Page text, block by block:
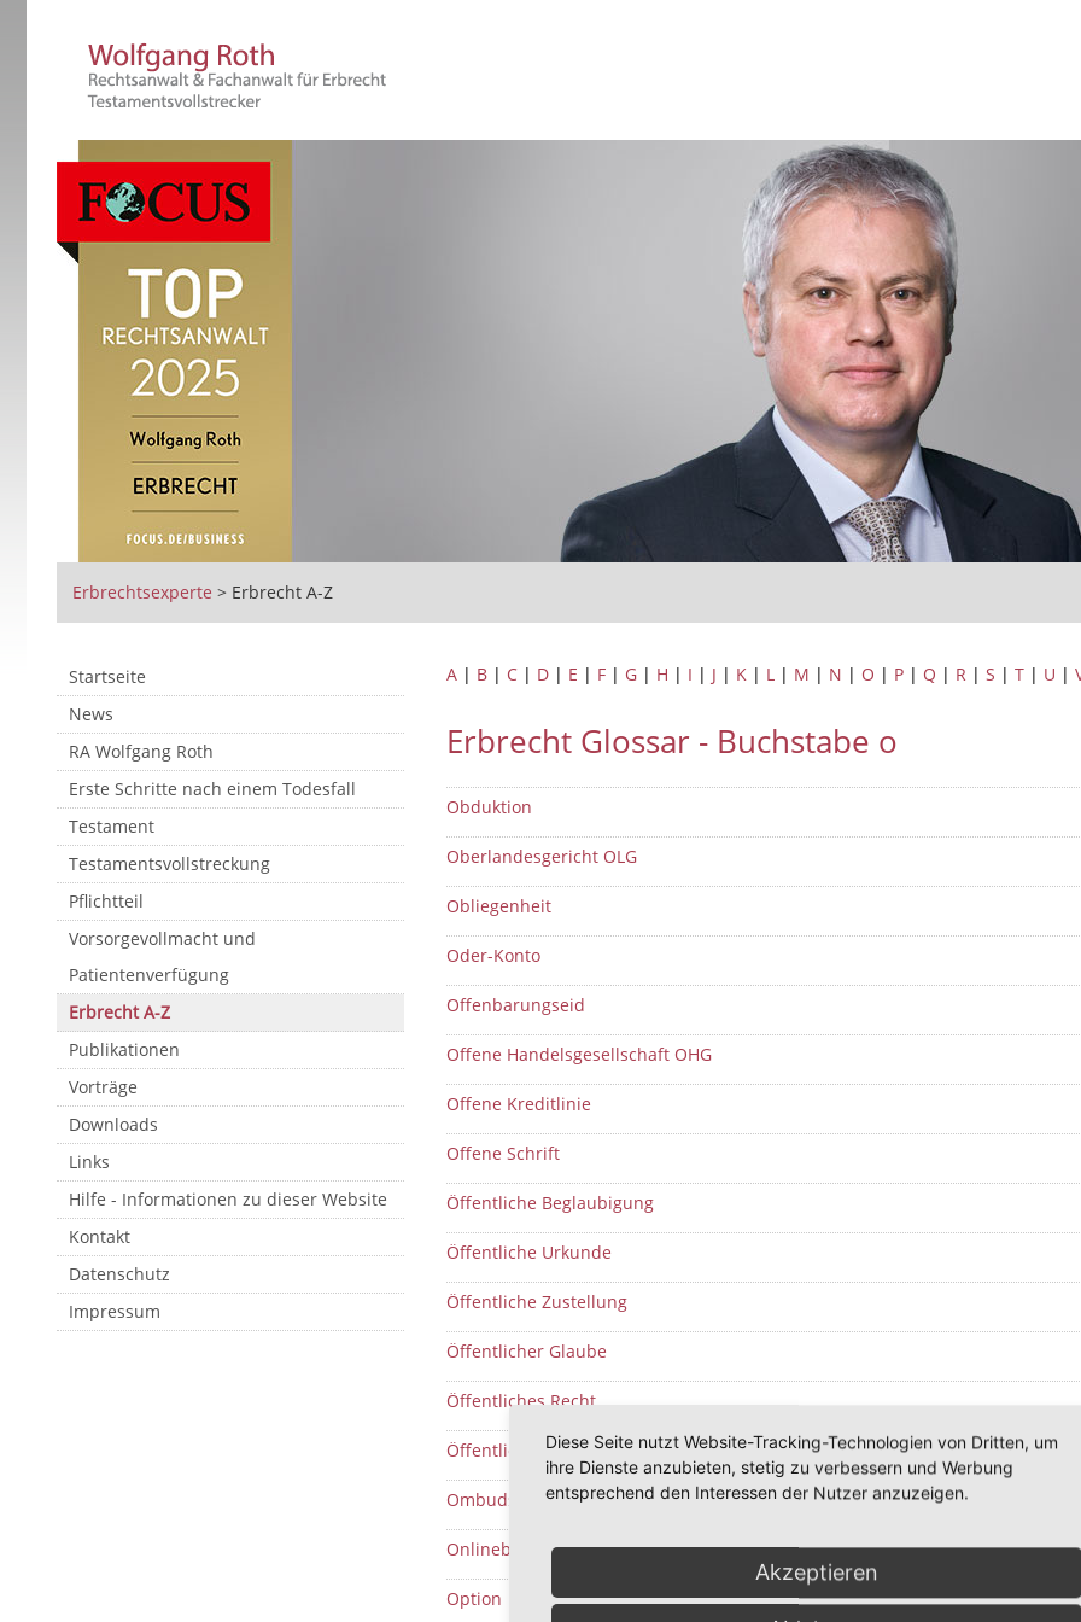
Erbrechtsexperte > Erbrecht A-Z
Startseite
News
RA Wolfgang Roth
Erste Schritte nach einem Todesfall
Testament
Testamentsvollstreckung
Pflichtteil
Vorsorgevollmacht und
Patientenverfügung
Erbrecht A-Z
Publikationen
Vorträge
Downloads
Links
Hilfe - Informationen zu dieser Website
Kontakt
Datenschutz
Impressum
A| B| C| D| E | F| G| H | I | J | K| L| M | N | O | P| Q | R| S | T| U |
Erbrecht Glossar - Buchstabe o
Obduktion
Oberlandesgericht OLG
Obliegenheit
Oder-Konto
Offenbarungseid
Offene Handelsgesellschaft OHG
Offene Kreditlinie
Offene Schrift
Öffentliche Beglaubigung
Öffentliche Urkunde
Öffentliche Zustellung
Öffentlicher Glaube
Öffentliches Recht
Öffentliches Testament
Ombudsmannverfahren
Onlinebanking
Option
Diese Seite nutzt Website-Tracking-Technologien von Dritten, um
ihre Dienste anzubieten, stetig zu verbessern und Werbung
entsprechend den Interessen der Nutzer anzuzeigen.
Akzeptieren